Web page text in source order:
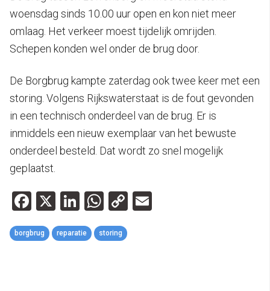
woensdag sinds 10.00 uur open en kon niet meer
omlaag. Het verkeer moest tijdelijk omrijden.
Schepen konden wel onder de brug door.
De Borgbrug kampte zaterdag ook twee keer met een
storing. Volgens Rijkswaterstaat is de fout gevonden
in een technisch onderdeel van de brug. Er is
inmiddels een nieuw exemplaar van het bewuste
onderdeel besteld. Dat wordt zo snel mogelijk
geplaatst.
Facebook
X LinkedIn
WhatsApp
Copy
borgbrug reparatie storing